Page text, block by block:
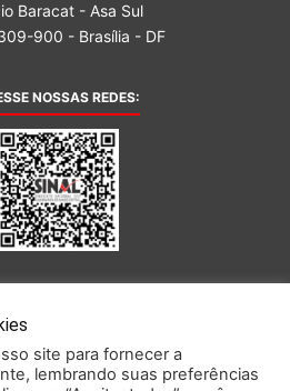
Baracat - Asa Sul
900 - Brasília - DF
NOSSAS REDES:
site para fornecer a
lembrando suas preferências